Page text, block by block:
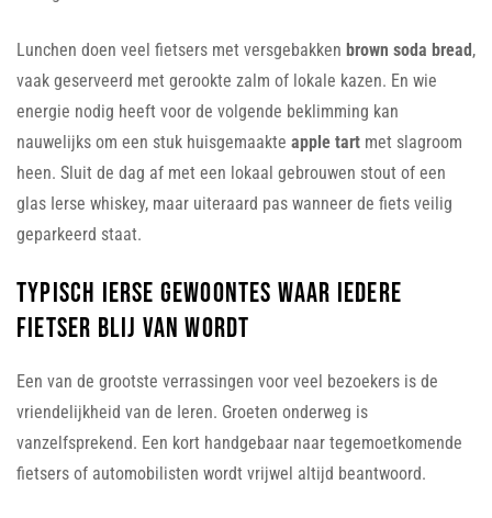
Lunchen doen veel fietsers met versgebakken brown soda bread,
vaak geserveerd met gerookte zalm of lokale kazen. En wie
energie nodig heeft voor de volgende beklimming kan
nauwelijks om een stuk huisgemaakte apple tart met slagroom
heen. Sluit de dag af met een lokaal gebrouwen stout of een
glas Ierse whiskey, maar uiteraard pas wanneer de fiets veilig
geparkeerd staat.
Typisch Ierse gewoontes waar iedere
fietser blij van wordt
Een van de grootste verrassingen voor veel bezoekers is de
vriendelijkheid van de Ieren. Groeten onderweg is
vanzelfsprekend. Een kort handgebaar naar tegemoetkomende
fietsers of automobilisten wordt vrijwel altijd beantwoord.